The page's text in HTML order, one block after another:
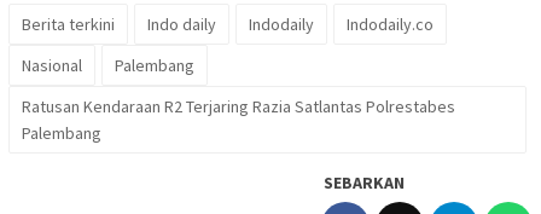
Berita terkini Indo daily Indodaily
Indodaily.co
Nasional
Palembang
Ratusan Kendaraan R2 Terjaring Razia Satlantas Polrestabes
Palembang
SEBARKAN